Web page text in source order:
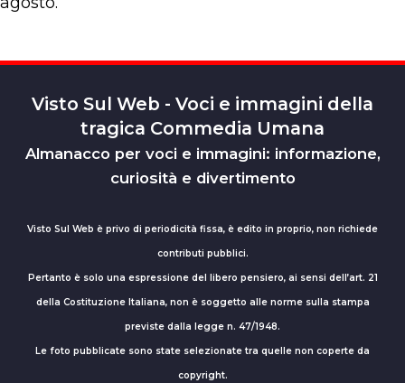
Visto Sul Web - Voci e immagini della
tragica Commedia Umana
Almanacco per voci e immagini: informazione,
curiosità e divertimento
Visto Sul Web è privo di periodicità fissa, è edito in proprio, non richiede
contributi pubblici.
Pertanto è solo una espressione del libero pensiero, ai sensi dell’art. 21
della Costituzione Italiana, non è soggetto alle norme sulla stampa
previste dalla legge n. 47/1948.
Le foto pubblicate sono state selezionate tra quelle non coperte da
copyright.